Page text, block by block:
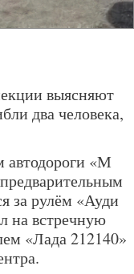
выясняют
два человека,
автодороги «М
за рулём «Ауди
на встречную
«Лада 212140»